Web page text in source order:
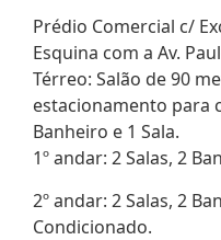
Prédio Comercial c/
Esquina com a Av.
Térreo: Salão de 90
estacionamento para
Banheiro e 1 Sala.
1º andar: 2 Salas, 2
2º andar: 2 Salas, 2
Condicionado.